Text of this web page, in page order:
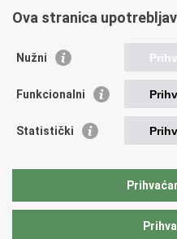
Vlada Republike Hrvatske
Agencija za pravni promet i
Fond za zaštitu okoliša i
Državne nekretnine d.o.o.
Ova stranica
Nužni
Funkcionalni
Statistički